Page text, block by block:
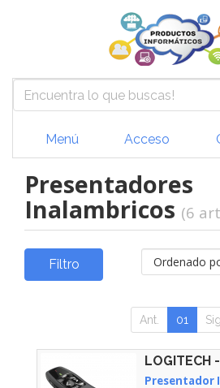
Menú Acceso
Presentadores
Inalambricos (6
Filtro
Ant. 01 Sig.
LOGITECH
Presentador